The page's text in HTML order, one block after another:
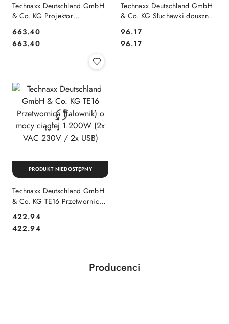
Technaxx Deutschland GmbH
& Co. KG Projektor
lic Netflix
Cena:
663.40
Cena:
663.40
Technaxx Deutschland GmbH
& Co. KG Słuchawki douszne
Cena:
96.17
Cena:
96.17
Technaxx Deutschland GmbH
& Co. KG TE16 Przetwornica
1.200W (2x VAC 230V / 2x
USB)
Cena:
422.94
Cena:
422.94
PRODUKT NIEDOSTĘPNY
Pomiń karuzelę producentów
Producenci